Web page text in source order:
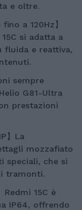
e oltre.
a 120Hz】
si adatta a
fluida e reattiva,
sempre
G81-Ultra
prestazioni
】La
mozzafiato
speciali, che si
tramonti.
Redmi 15C è
IP64, offrendo